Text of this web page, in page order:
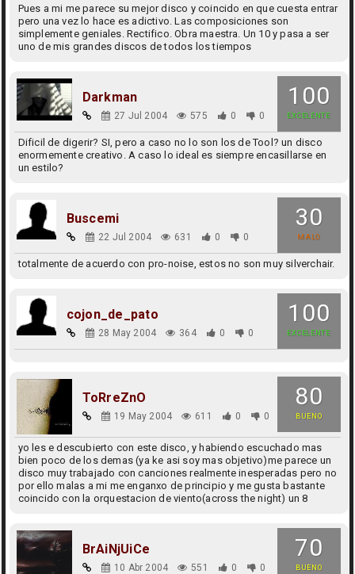
Pues a mi me parece su mejor disco y coincido en que cuesta entrar
pero una vez lo hace es adictivo. Las composiciones son
simplemente geniales. Rectifico. Obra maestra. Un 10 y pasa a ser
uno de mis grandes discos de todos los tiempos
100
EXCELENTE
Darkman
27 Jul 2004 575 0 0
Dificil de digerir? SI, pero a caso no lo son los de Tool? un disco
enormemente creativo. A caso lo ideal es siempre encasillarse en
un estilo?
30
MALO
Buscemi
22 Jul 2004 631 0 0
totalmente de acuerdo con pro-noise, estos no son muy silverchair.
100
EXCELENTE
cojon_de_pato
28 May 2004 364 0 0
80
BUENO
ToRreZnO
19 May 2004 611 0 0
yo les e descubierto con este disco, y habiendo escuchado mas
bien poco de los demas (ya ke asi soy mas objetivo)me parece un
disco muy trabajado con canciones realmente inesperadas pero no
por ello malas a mi me enganxo de principio y me gusta bastante
coincido con la orquestacion de viento(across the night) un 8
70
BUENO
BrAiNjUiCe
10 Abr 2004 551 0 0